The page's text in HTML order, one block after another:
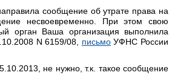
сообщение об утрате права на
несвоевременно. При этом свою
орган Ваша организация выполнила
N 6159/08, письмоУФНС России
не нужно, т.к. такое сообщение